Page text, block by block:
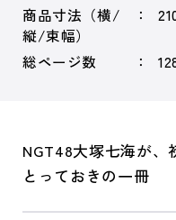
商品寸法（横/
縦/束幅）
総ページ数
NGT48大塚七海が、
とっておきの一冊